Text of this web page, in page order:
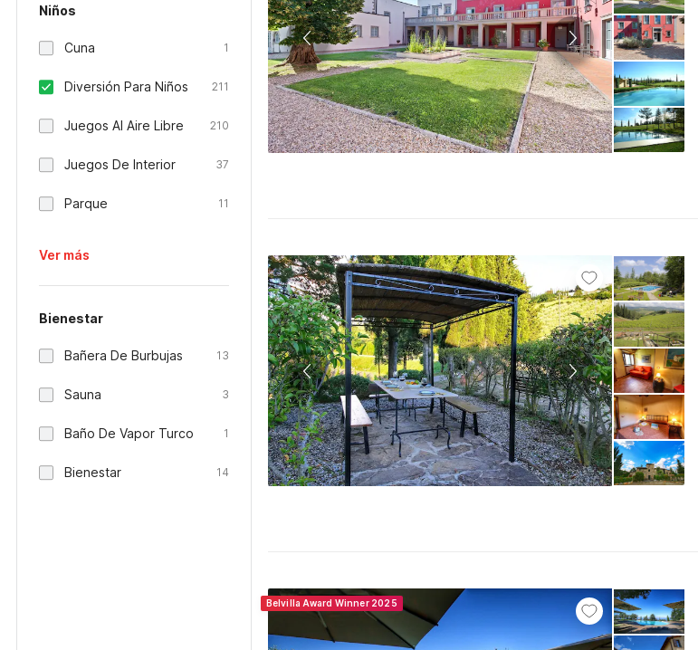
Niños
Cuna 1
Diversión Para Niños 211
Juegos Al Aire Libre 210
Juegos De Interior 37
Parque 11
Ver más
Bienestar
Bañera De Burbujas 13
Sauna 3
Baño De Vapor Turco 1
Bienestar 14
Belvilla Award Winner 2025